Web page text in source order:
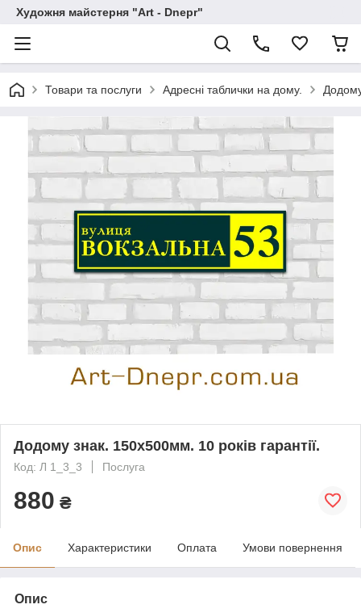
Художня майстерня "Art - Dnepr"
Товари та послуги Адресні таблички на дому.
Додому знак. 150х500мм. 10 років гарантії.
Код: Л 1_3_3 Послуга
880 ₴
Опис Характеристики Оплата Умови повернення
Опис